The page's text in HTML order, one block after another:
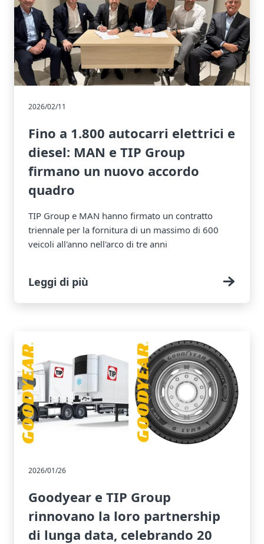
2026/02/11
Fino a 1.800 autocarri elettrici e
diesel: MAN e TIP Group
firmano un nuovo accordo
quadro
TIP Group e MAN hanno firmato un contratto
triennale per la fornitura di un massimo di 600
veicoli all'anno nell'arco di tre anni
Leggi di più
2026/01/26
Goodyear e TIP Group
rinnovano la loro partnership
di lunga data, celebrando 20